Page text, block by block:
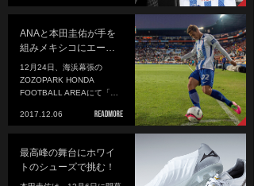
ANAと本田圭佑が手を
組みメキシコにエー…
12月24日、海浜幕張の
ZOZOPARK HONDA
FOOTBALL AREAにて「…
2017.12.06
最高峰の舞台にホワイ
トのシューズで挑む！